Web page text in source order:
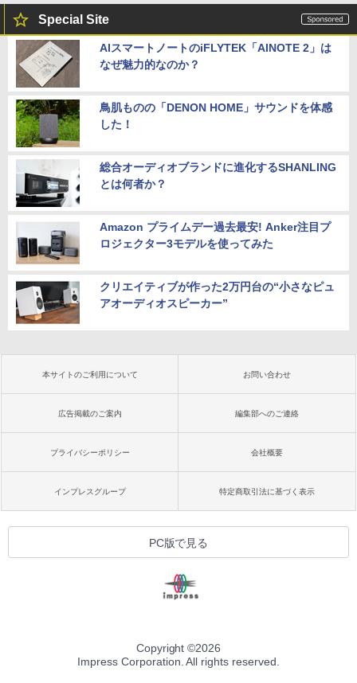
Special Site
AIスマートノートのiFLYTEK「AINOTE 2」は
なぜ魅力的なのか？
鳥肌ものの「DENON HOME」サウンドを体感
した！
総合オーディオブランドに進化するSHANLING
とは何者か？
Amazon プライムデー過去最安! Anker注目プ
ロジェクター3モデルを使ってみた
クリエイティブが作った2万円台の“小さなピュ
アオーディオスピーカー”
本サイトのご利用について お問い合わせ
広告掲載のご案内 編集部へのご連絡
プライバシーポリシー 会社概要
インプレスグループ 特定商取引法に基づく表示
PC版で見る
Copyright ©2026
Impress Corporation. All rights reserved.